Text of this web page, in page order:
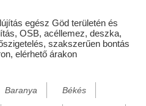
egész Göd területén és
OSB, acéllemez, deszka,
szakszerűen bontás
elérhető árakon
Baranya Békés